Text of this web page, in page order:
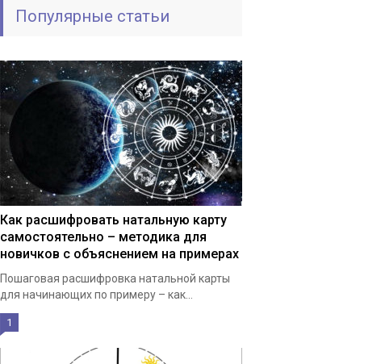
Популярные статьи
Как расшифровать натальную карту
самостоятельно – методика для
новичков с объяснением на примерах
Пошаговая расшифровка натальной карты
для начинающих по примеру – как...
1